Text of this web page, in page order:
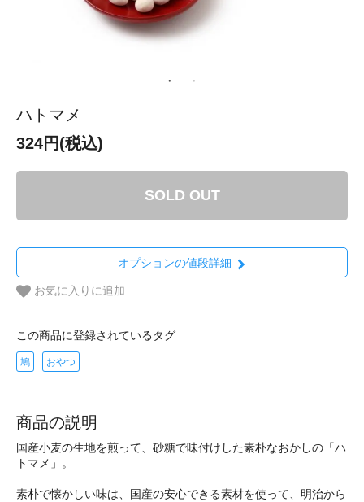
ハトマメ
324円(税込)
SOLD OUT
オプションの値段詳細
お気に入りに追加
この商品に登録されているタグ
鳩 おやつ
商品の説明
国産小麦の生地を煎って、砂糖で味付けした素朴なおかしの「ハ
トマメ」。
素朴で懐かしい味は、国産の安心できる素材を使って、明治から